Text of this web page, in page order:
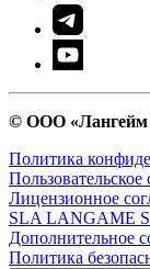
© ООО «Лангейм
Политика
Пользовательское
Лицензионное
SLA LANGAME
Дополнительное
Политика